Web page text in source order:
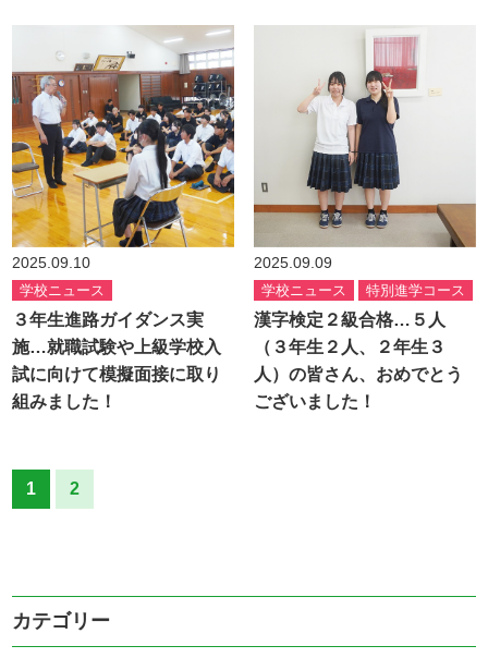
2025.09.10
学校ニュース
３年生進路ガイダンス実
施…就職試験や上級学校入
試に向けて模擬面接に取り
組みました！
2025.09.09
学校ニュース 特別進学コース
漢字検定２級合格…５人
（３年生２人、２年生３
人）の皆さん、おめでとう
ございました！
1 2
カテゴリー